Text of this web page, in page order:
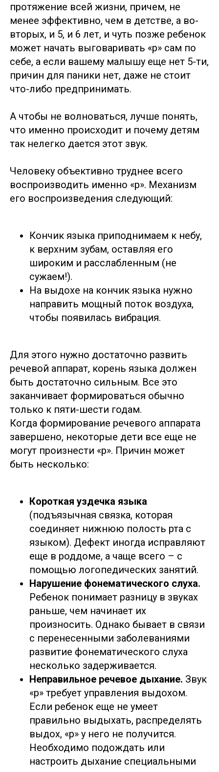
протяжение всей жизни, причем, не
менее эффективно, чем в детстве, а во-
вторых, и 5, и 6 лет, и чуть позже ребенок
может начать выговаривать «р» сам по
себе, а если вашему малышу еще нет 5-ти,
причин для паники нет, даже не стоит
что-либо предпринимать.
А чтобы не волноваться, лучше понять,
что именно происходит и почему детям
так нелегко дается этот звук.
Человеку объективно труднее всего
воспроизводить именно «р». Механизм
его воспроизведения следующий:
Кончик языка приподнимаем к небу,
к верхним зубам, оставляя его
широким и расслабленным (не
сужаем!).
На выдохе на кончик языка нужно
направить мощный поток воздуха,
чтобы появилась вибрация.
Для этого нужно достаточно развить
речевой аппарат, корень языка должен
быть достаточно сильным. Все это
заканчивает формироваться обычно
только к пяти-шести годам.
Когда формирование речевого аппарата
завершено, некоторые дети все еще не
могут произнести «р». Причин может
быть несколько:
Короткая уздечка языка
(подъязычная связка, которая
соединяет нижнюю полость рта с
языком). Дефект иногда исправляют
еще в роддоме, а чаще всего – с
помощью логопедических занятий.
Нарушение фонематического слуха.
Ребенок понимает разницу в звуках
раньше, чем начинает их
произносить. Однако бывает в связи
с перенесенными заболеваниями
развитие фонематического слуха
несколько задерживается.
Неправильное речевое дыхание. Звук
«р» требует управления выдохом.
Если ребенок еще не умеет
правильно выдыхать, распределять
выдох, «р» у него не получится.
Необходимо подождать или
настроить дыхание специальными